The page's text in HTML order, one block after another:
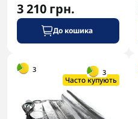
3 210 грн.
До кошика
3
-5% в корзині
Часто купують
3